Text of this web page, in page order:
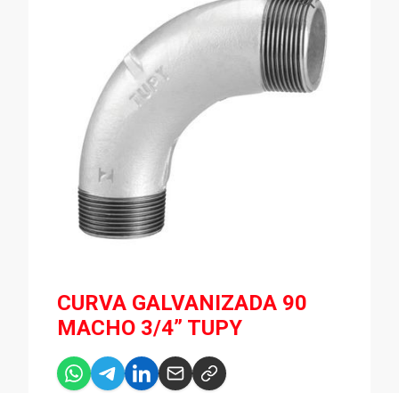
CURVA GALVANIZADA 90
MACHO 3/4” TUPY